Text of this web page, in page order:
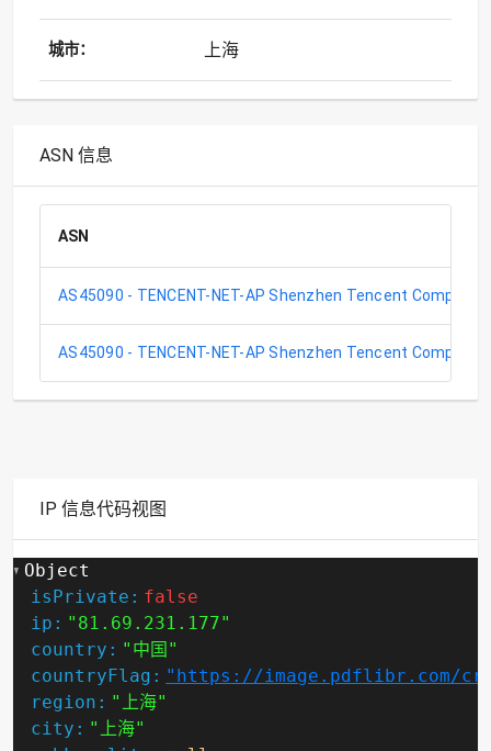
城市： 上海
ASN 信息
ASN
AS45090 - TENCENT-NET-AP Shenzhen Tencent
AS45090 - TENCENT-NET-AP Shenzhen Tencent
IP 信息代码视图
Object
isPrivate: false
ip: "81.69.231.177"
country: "中国"
countryFlag: "https://image.pdflibr.com/
region: "上海"
city: "上海"